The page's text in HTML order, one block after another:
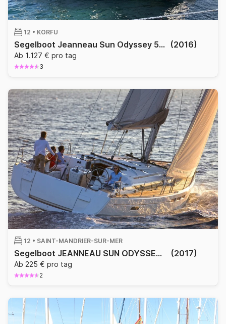
12 • KORFU
Segelboot Jeanneau Sun Odyssey 519 15.75m (2016)
Ab 1.127 € pro tag
3
12 • SAINT-MANDRIER-SUR-MER
Segelboot JEANNEAU SUN ODYSSEY 519 15.75m (2017)
Ab 225 € pro tag
2